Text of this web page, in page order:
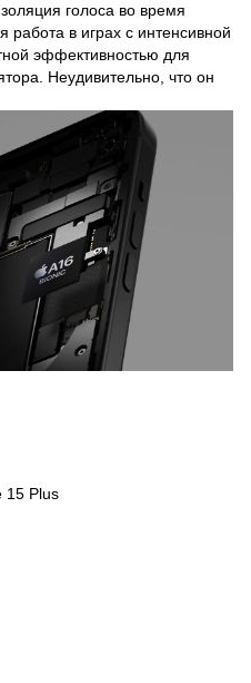
голоса во время
в играх с интенсивной
эффективностью для
Неудивительно, что он
15 Plus